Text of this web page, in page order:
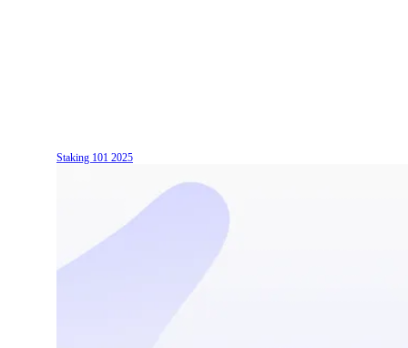
Staking 101 2025